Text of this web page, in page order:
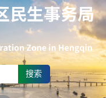
搜索